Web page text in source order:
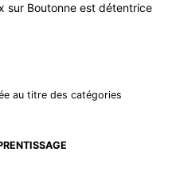
sur Boutonne est détentrice
au titre des catégories